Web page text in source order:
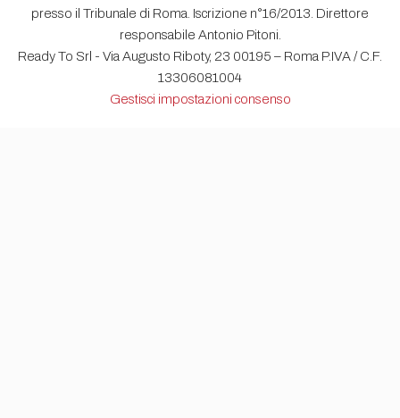
presso il Tribunale di Roma. Iscrizione n°16/2013. Direttore
responsabile Antonio Pitoni.
Ready To Srl - Via Augusto Riboty, 23 00195 – Roma P.IVA / C.F.
13306081004
Gestisci impostazioni consenso